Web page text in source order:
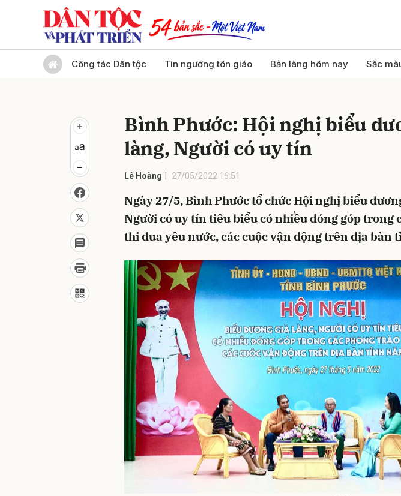
Công tác Dân tộc Tín ngưỡng tôn giáo Bản làng hôm nay Sắc
Bình Phước: Hội nghị biểu
làng, Người có uy tín
Lê Hoàng 27/05/2022 16:51
Ngày 27/5, Bình Phước tổ chức Hội nghị biểu
Người có uy tín tiêu biểu có nhiều đóng góp trong
thi đua yêu nước, các cuộc vận động trên địa bàn
Gửi bình luận